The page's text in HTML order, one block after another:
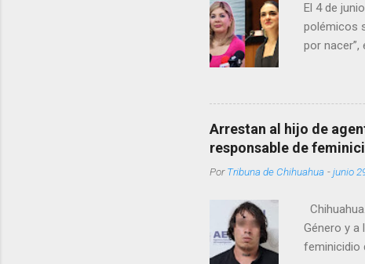
El 4 de
polémicos
por
¿Qué tal si
tendrá
favor,
han sido
Arrestan al hijo de
responsable de
PorTribuna de Chihuahua -junio
Género y a
feminicidio